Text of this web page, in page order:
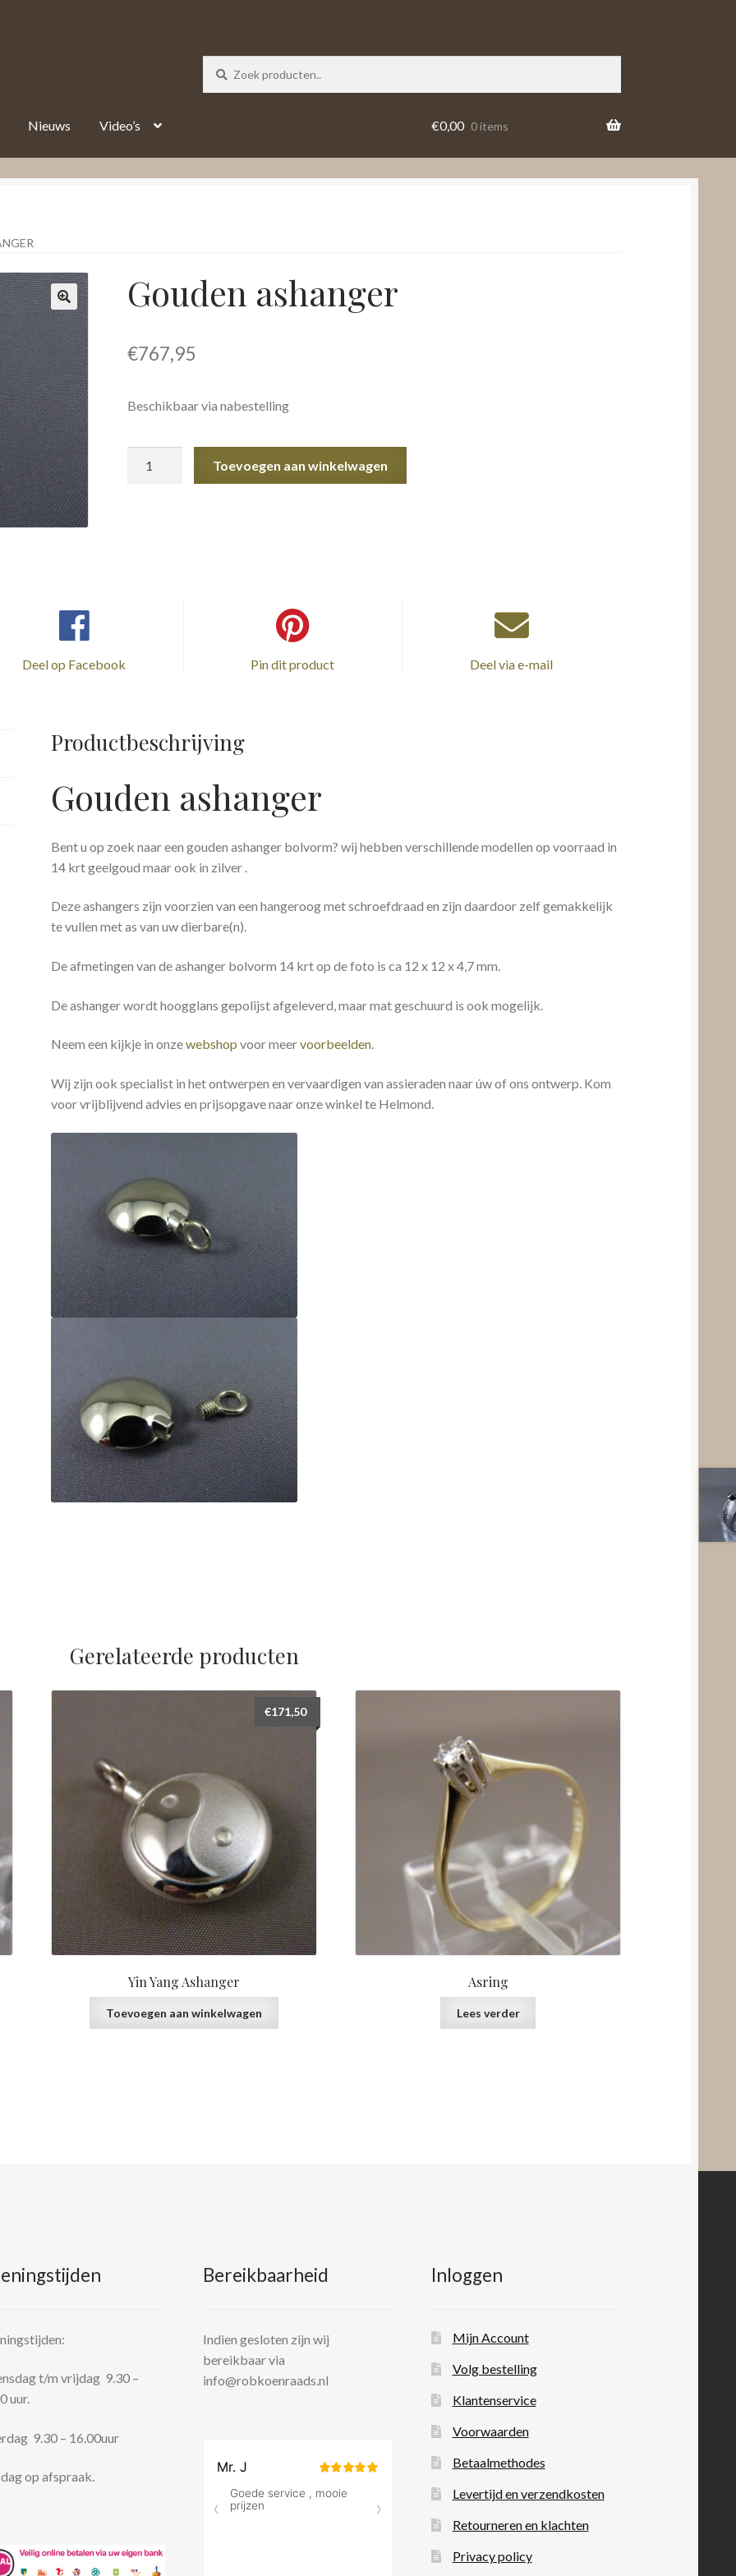
Nieuws Video’s €0,00 0 items
Gouden ashanger
€767,95
Beschikbaar via nabestelling
Toevoegen aan winkelwagen
Deel op Facebook Pin dit product Deel via e-mail
Productbeschrijving
Gouden ashanger
Bent u op zoek naar een gouden ashanger bolvorm? wij hebben verschillende modellen op voorraad in
14 krt geelgoud maar ook in zilver .
Deze ashangers zijn voorzien van een hangeroog met schroefdraad en zijn daardoor zelf gemakkelijk
te vullen met as van uw dierbare(n).
De afmetingen van de ashanger bolvorm 14 krt op de foto is ca 12 x 12 x 4,7 mm.
De ashanger wordt hoogglans gepolijst afgeleverd, maar mat geschuurd is ook mogelijk.
Neem een kijkje in onzewebshop voor meervoorbeelden.
Wij zijn ook specialist in het ontwerpen en vervaardigen van assieraden naar úw of ons ontwerp. Kom
voor vrijblijvend advies en prijsopgave naar onze winkel te Helmond.
Gerelateerde producten
Yin Yang Ashanger
€171,50
Toevoegen aan winkelwagen
Asring
Lees verder
t/m vrijdag 9.30 –
uur.
9.30 – 16.00uur
op afspraak.
Bereikbaarheid
Indien gesloten zijn wij
bereikbaar via
info@robkoenraads.nl
Inloggen
Mijn Account
Volg bestelling
Klantenservice
Voorwaarden
Betaalmethodes
Levertijd en verzendkosten
Retourneren en klachten
Privacy policy